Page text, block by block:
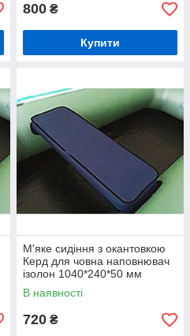
800 ₴
Купити
М'яке сидіння з окантовкою
Керд для човна наповнювач
ізолон 1040*240*50 мм
В наявності
720 ₴